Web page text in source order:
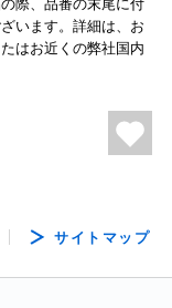
際、品番の末尾に付
います。詳細は、お
はお近くの弊社国内
サイトマップ